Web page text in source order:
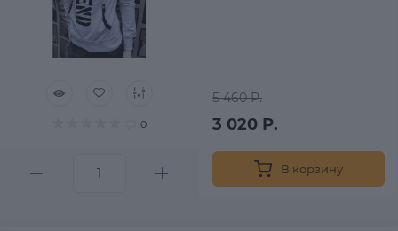
0
5 460 Р.
3 020 Р.
В корзину